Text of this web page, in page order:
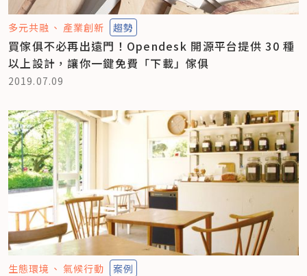
多元共融 產業創新 趨勢
買傢俱不必再出遠門！Opendesk 開源平台提供 30 種
以上設計，讓你一鍵免費「下載」傢俱
2019.07.09
生態環境 氣候行動 案例